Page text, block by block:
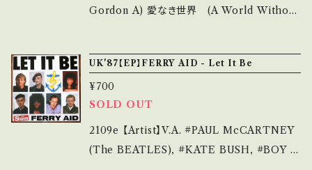
Gordon A) 愛なき世界 (A World Without
ル・マッカートニー提供曲。 リヴァプール・サウン
ド。デビューシングル 参考視聴: https://youtu.
be/Tdx6lLvvRyg 【Condition】 Jacket/R
ecord：B-/B (国内盤) *ジャケしわ、インナー書
き込み _______________________
UK'87【EP】FERRY AID - Let It Be
¥700
SOLD OUT
2109e 【Artist】V.A. #PAUL McCARTNEY
(The BEATLES), #KATE BUSH, #BOY G